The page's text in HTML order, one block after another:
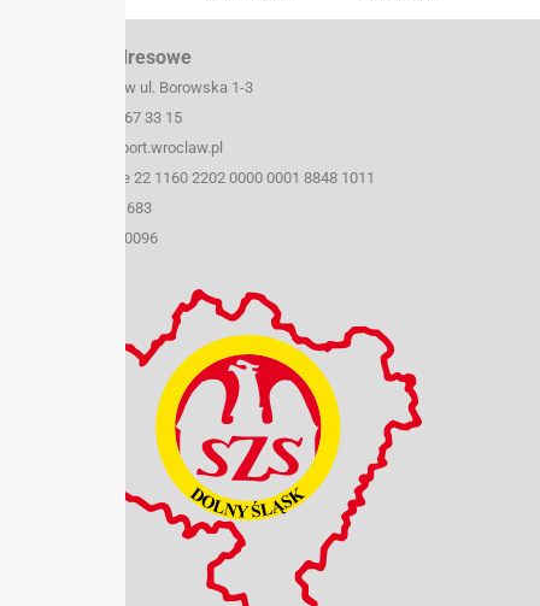
Dane teleadresowe
50-259 Wrocław ul. Borowska 1-3
tel./fax (071) 367 33 15
e-mail: szs@sport.wroclaw.pl
Konto bankowe 22 1160 2202 0000 0001 8848 1011
NIP: 899 21 48 683
REGON: 930420096